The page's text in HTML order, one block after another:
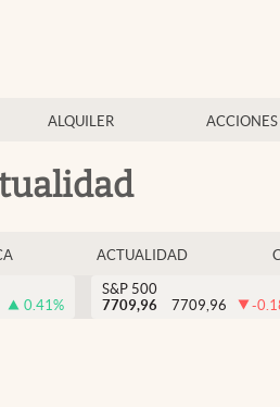
ALQUILER ACCIONES
ACTUALIDAD
0.41%
S&P 500
7709,96
7709,96 -